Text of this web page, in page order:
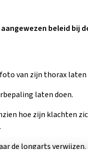
beleid bij
van zijn thorax laten
laten doen.
hoe zijn klachten
de longarts verwijzen.